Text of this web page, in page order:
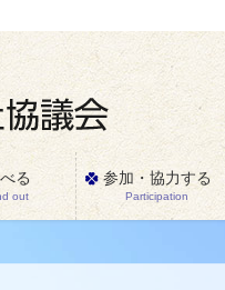
る
out
参加・協力する
Participation